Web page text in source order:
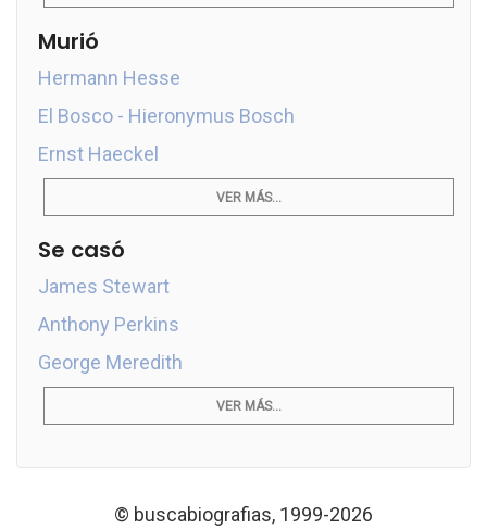
Murió
Hermann Hesse
El Bosco - Hieronymus Bosch
Ernst Haeckel
VER MÁS...
Se casó
James Stewart
Anthony Perkins
George Meredith
VER MÁS...
© buscabiografias, 1999-2026